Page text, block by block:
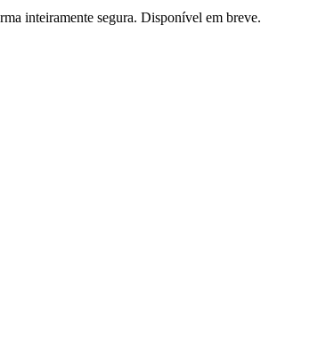
inteiramente segura. Disponível em breve.